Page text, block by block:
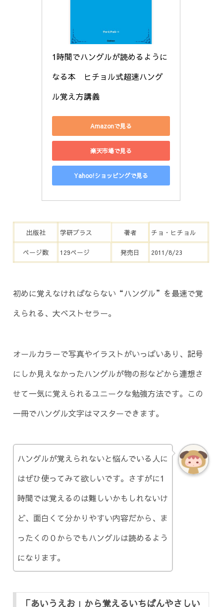
1時間でハングルが読めるように
なる本　ヒチョル式超速ハング
ル覚え方講義
Amazonで見る
楽天市場で見る
Yahoo!ショッピングで見る
出版社 学研プラス 著者 チョ・ヒチョル
ページ数 129ページ 発売日 2011/8/23
初めに覚えなければならない“ハングル”を最速で覚
えられる、大ベストセラー。
オールカラーで写真やイラストがいっぱいあり、記号
にしか見えなかったハングルが物の形などから連想さ
せて一気に覚えられるユニークな勉強方法です。この
一冊でハングル文字はマスターできます。
ハングルが覚えられないと悩んでいる人に
はぜひ使ってみて欲しいです。さすがに1
時間では覚えるのは難しいかもしれないけ
ど、面白くて分かりやすい内容だから、ま
ったくの０からでもハングルは読めるよう
になります。
「あいうえお」から覚えるいちばんやさしい